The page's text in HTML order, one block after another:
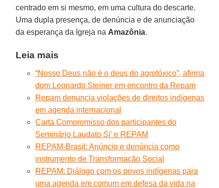
centrado em si mesmo, em uma cultura do descarte.
Uma dupla presença, de denúncia e de anunciação
da esperança da Igreja na Amazônia.
Leia mais
“Nosso Deus não é o deus do agrotóxico”, afirma
dom Leonardo Steiner em encontro da Repam
Repam denuncia violações de direitos indígenas
em agenda internacional
Carta Compromisso dos participantes do
Seminário Laudato Si' e REPAM
REPAM-Brasil: Anúncio e denúncia como
instrumento de Transformação Social
REPAM: Diálogo com os povos indígenas para
uma agenda em comum em defesa da vida na